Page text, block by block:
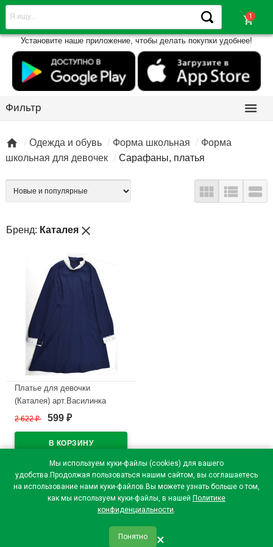
Мы используем куки-файлы (cookies) для вашего
удобства.Продолжая пользоваться нашим сайтом, вы соглашаетесь
на использование нами куки-файлов.Вы можете узнать больше о том,
как мы используем куки-файлы, в нашей Политике
конфиденциальности.
Понятно ×
shopping_cart
Установите наше приложение, чтобы делать покупки удобнее!
Фильтр 
 Одежда и обувь Форма школьная
Форма
школьная для девочек
Сарафаны, платья
  
Бренд: Каталея close
Платье для девочки
(Каталея) арт.Василинка
размер 40/152-46/170 цвет
2 622₽ 599 ₽